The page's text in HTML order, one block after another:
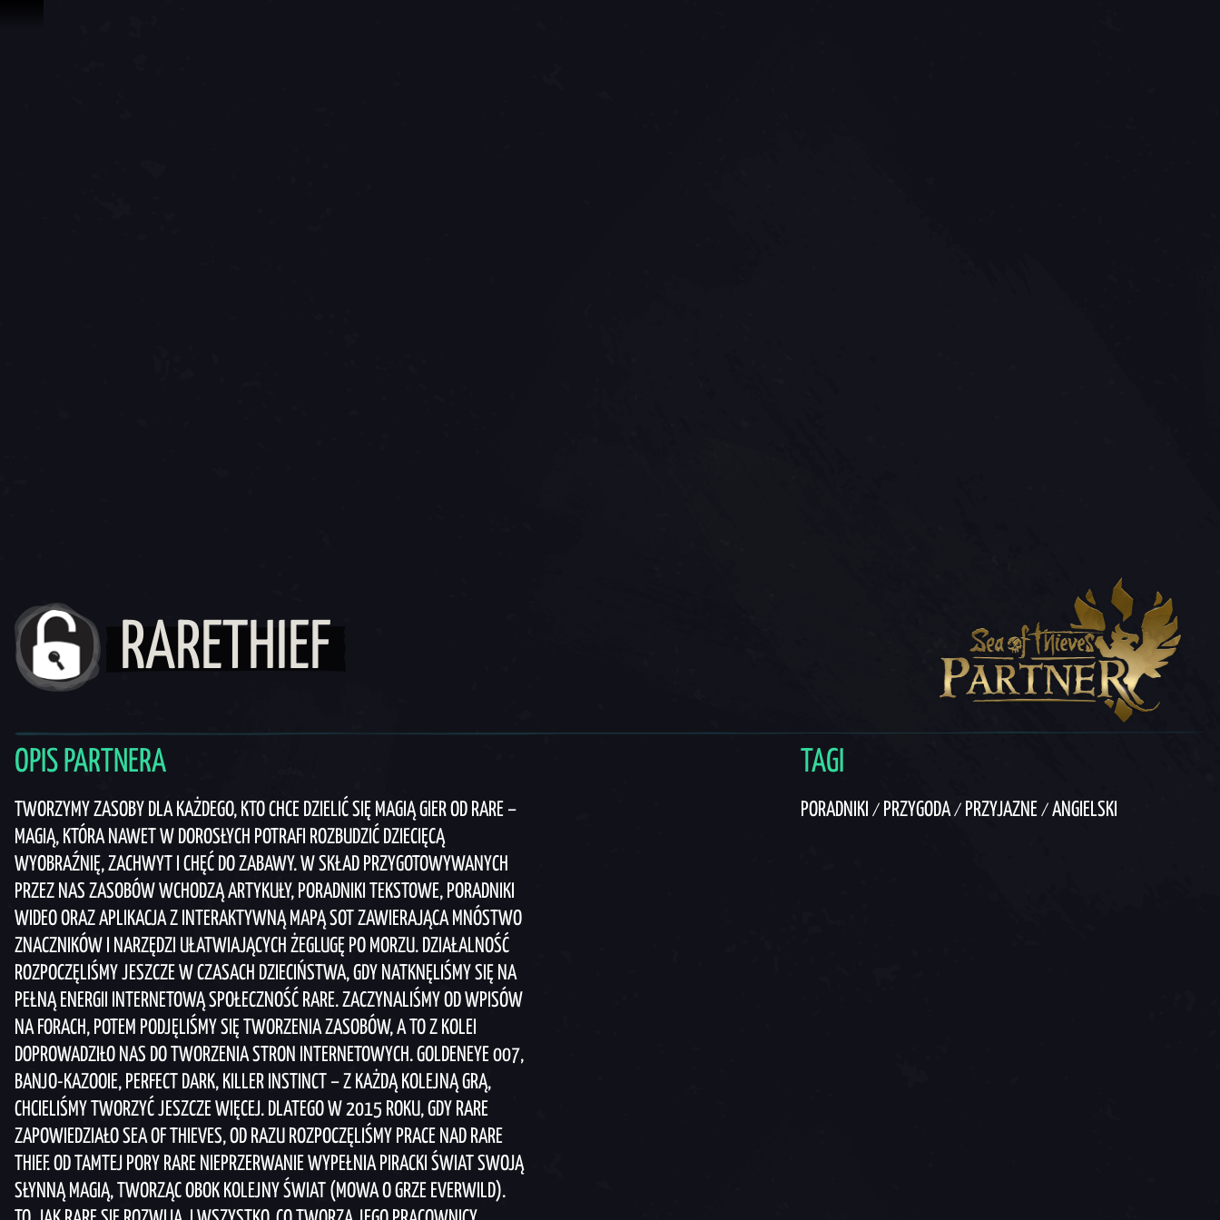
RARETHIEF
OPIS PARTNERA
TWORZYMY ZASOBY DLA KAŻDEGO, KTO CHCE DZIELIĆ SIĘ MAGIĄ GIER OD RARE –
MAGIĄ, KTÓRA NAWET W DOROSŁYCH POTRAFI ROZBUDZIĆ DZIECIĘCĄ
WYOBRAŹNIĘ, ZACHWYT I CHĘĆ DO ZABAWY. W SKŁAD PRZYGOTOWYWANYCH
PRZEZ NAS ZASOBÓW WCHODZĄ ARTYKUŁY, PORADNIKI TEKSTOWE, PORADNIKI
WIDEO ORAZ APLIKACJA Z INTERAKTYWNĄ MAPĄ SOT ZAWIERAJĄCA MNÓSTWO
ZNACZNIKÓW I NARZĘDZI UŁATWIAJĄCYCH ŻEGLUGĘ PO MORZU. DZIAŁALNOŚĆ
ROZPOCZĘLIŚMY JESZCZE W CZASACH DZIECIŃSTWA, GDY NATKNĘLIŚMY SIĘ NA
PEŁNĄ ENERGII INTERNETOWĄ SPOŁECZNOŚĆ RARE. ZACZYNALIŚMY OD WPISÓW
NA FORACH, POTEM PODJĘLIŚMY SIĘ TWORZENIA ZASOBÓW, A TO Z KOLEI
DOPROWADZIŁO NAS DO TWORZENIA STRON INTERNETOWYCH. GOLDENEYE 007,
BANJO-KAZOOIE, PERFECT DARK, KILLER INSTINCT – Z KAŻDĄ KOLEJNĄ GRĄ,
CHCIELIŚMY TWORZYĆ JESZCZE WIĘCEJ. DLATEGO W 2015 ROKU, GDY RARE
ZAPOWIEDZIAŁO SEA OF THIEVES, OD RAZU ROZPOCZĘLIŚMY PRACE NAD RARE
THIEF. OD TAMTEJ PORY RARE NIEPRZERWANIE WYPEŁNIA PIRACKI ŚWIAT SWOJĄ
SŁYNNĄ MAGIĄ, TWORZĄC OBOK KOLEJNY ŚWIAT (MOWA O GRZE EVERWILD).
TAGI
PORADNIKI PRZYGODA PRZYJAZNE ANGIELSKI